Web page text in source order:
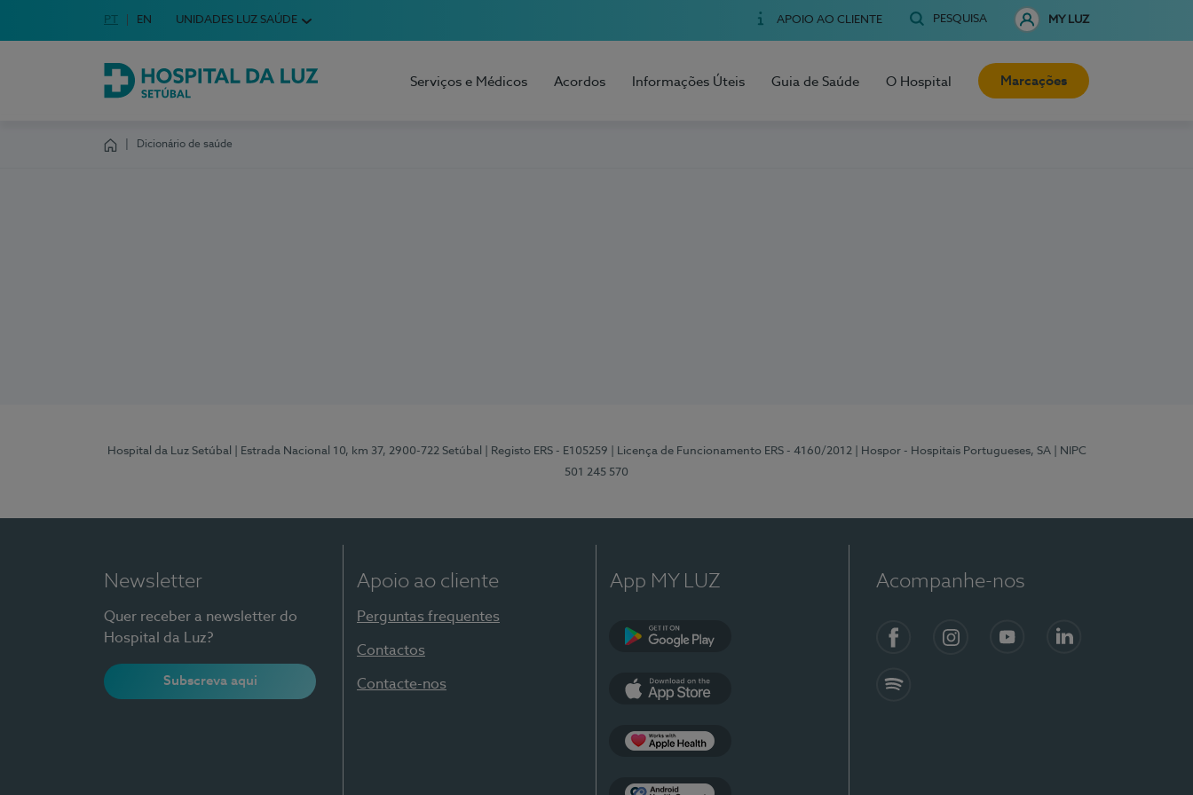
Escolha o seu idioma
Idioma em Português
PT English Language
EN UNIDADES LUZ SAÚDE APOIO AO CLIENTE PESQUISA MY LUZ
Hospital da Luz Setúbal
Serviços e Médicos Acordos Informações Úteis Guia de Saúde O Hospital Marcações
Dicionário de saúde
Hospital da Luz Setúbal | Estrada Nacional 10, km 37, 2900-722 Setúbal | Registo ERS - E105259 | Licença de Funcionamento ERS - 4160/2012 | Hospor - Hospitais Portugueses, SA
| NIPC
501 245 570
Newsletter
Quer receber a newsletter do
Hospital da Luz?
Subscreva aqui
Apoio ao cliente
Perguntas frequentes
Contactos
Contacte-nos
App MY LUZ Acompanhe-nos